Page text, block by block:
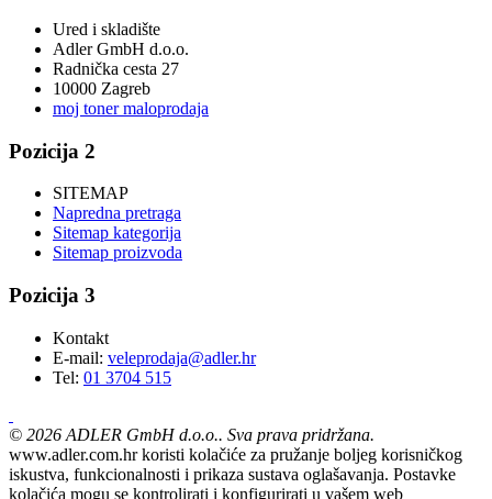
Ured i skladište
Adler GmbH d.o.o.
Radnička cesta 27
10000 Zagreb
moj toner maloprodaja
Pozicija 2
SITEMAP
Napredna pretraga
Sitemap kategorija
Sitemap proizvoda
Pozicija 3
Kontakt
E-mail: veleprodaja@adler.hr
Tel: 01 3704 515
© 2026 ADLER GmbH d.o.o.. Sva prava pridržana.
www.adler.com.hr koristi kolačiće za pružanje boljeg korisničkog
iskustva, funkcionalnosti i prikaza sustava oglašavanja. Postavke
kolačića mogu se kontrolirati i konfigurirati u vašem web